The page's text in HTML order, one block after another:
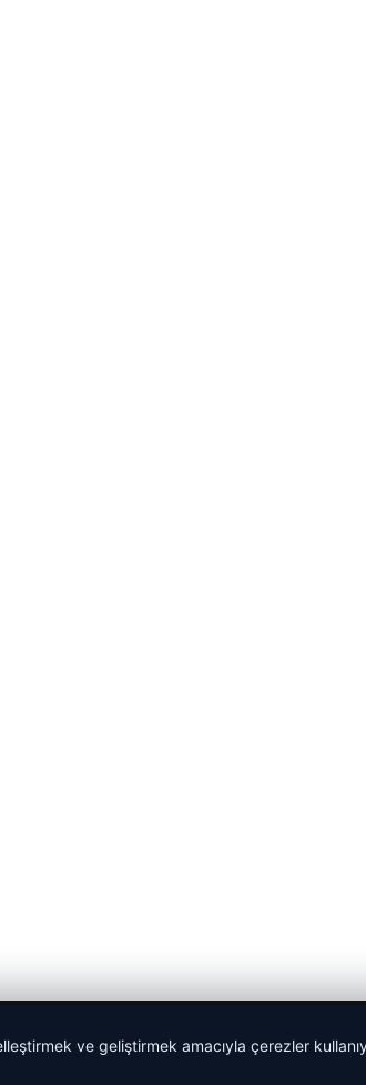
ve geliştirmek amacıyla çerezler